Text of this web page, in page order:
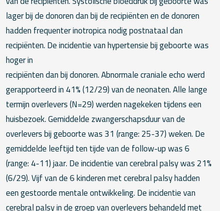
lager bij de donoren dan bij de recipiënten en de donoren
hadden frequenter inotropica nodig postnataal dan
recipiënten. De incidentie van hypertensie bij geboorte was
hoger in
recipiënten dan bij donoren. Abnormale craniale echo werd
gerapporteerd in 41% (12/29) van de neonaten. Alle lange
termijn overlevers (N=29) werden nagekeken tijdens een
huisbezoek. Gemiddelde zwangerschapsduur van de
overlevers bij geboorte was 31 (range: 25-37) weken. De
gemiddelde leeftijd ten tijde van de follow-up was 6
(range: 4-11) jaar. De incidentie van cerebral palsy was 21%
(6/29). Vijf van de 6 kinderen met cerebral palsy hadden
een gestoorde mentale ontwikkeling. De incidentie van
cerebral palsy in de groep van overlevers behandeld met